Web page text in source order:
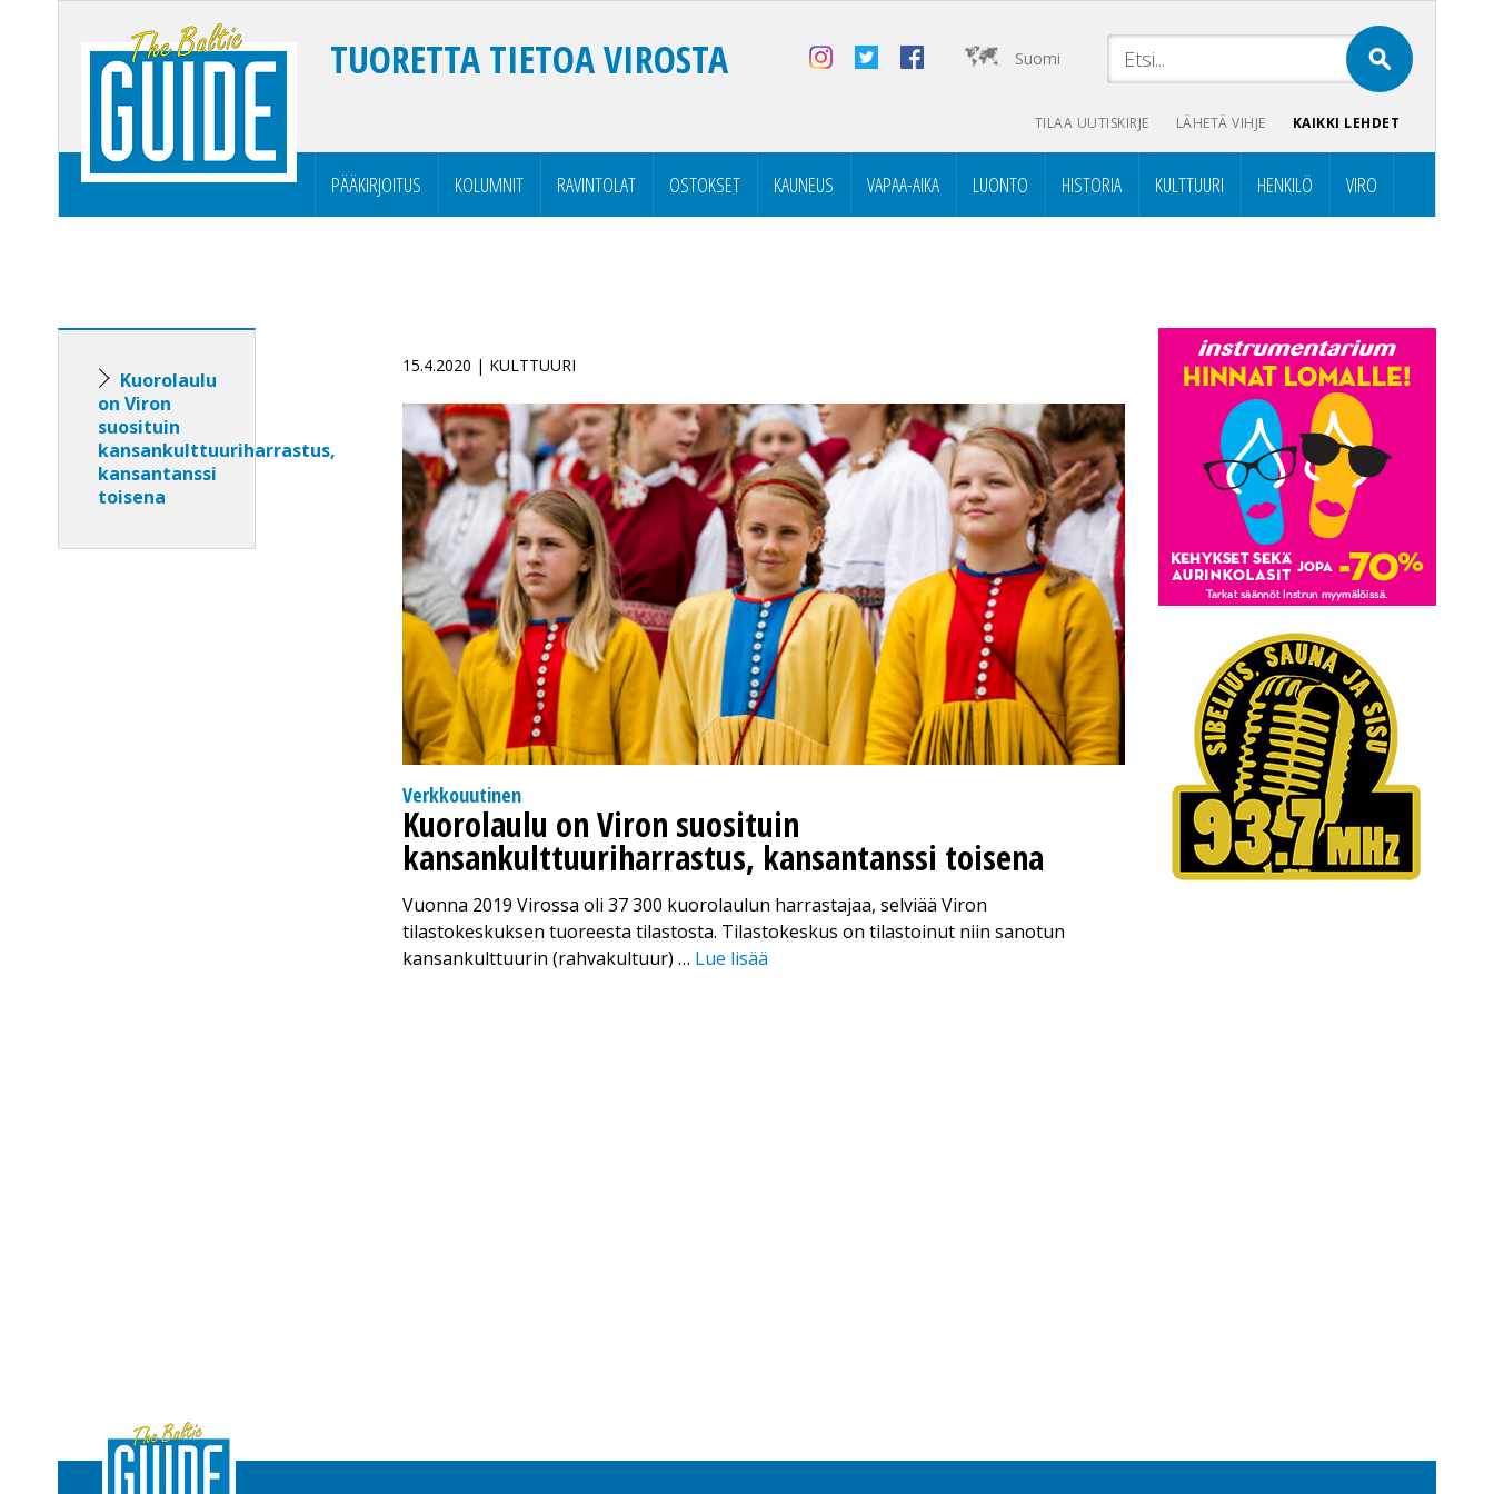
Suomi
TUORETTA TIETOA VIROSTA
TILAA UUTISKIRJE LÄHETÄ VIHJE KAIKKI LEHDET
PÄÄKIRJOITUS KOLUMNIT RAVINTOLAT OSTOKSET KAUNEUS VAPAA-AIKA LUONTO HISTORIA KULTTUURI HENKILÖ VIRO
Kuorolaulu
on Viron
suosituin
kansankulttuuriharrastus,
kansantanssi
toisena
15.4.2020 | KULTTUURI
Verkkouutinen
Kuorolaulu on Viron suosituin
kansankulttuuriharrastus, kansantanssi toisena
Vuonna 2019 Virossa oli 37 300 kuorolaulun harrastajaa, selviää Viron
tilastokeskuksen tuoreesta tilastosta. Tilastokeskus on tilastoinut niin sanotun
kansankulttuurin (rahvakultuur) … Lue lisää